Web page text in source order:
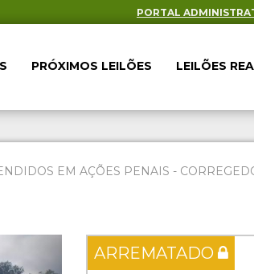
PORTAL
PRÓXIMOS LEILÕES LEILÕES
EM AÇÕES PENAIS -
ARREMATADO